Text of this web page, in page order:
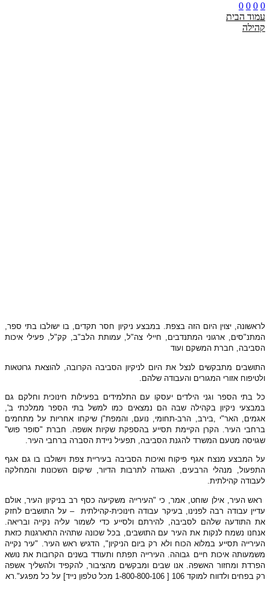
0
0
0
0
עמוד הבית
קהילה
לראשונה, יצוין היום הזה בצפת. במבצע ניקיון חסר תקדים, בו ישולבו בתי ספר,
המתנ"סים, ארגוני המתנדבים, חיילי צה"ל, עמותת הלב"ב, קק"ל, פעילי איכות
הסביבה, חברת המשקם ועוד
התושבים מתבקשים לנצל את היום לניקיון הסביבה הקרובה, להוצאת גרוטאות
ולטיפוח אזורי המגורים והעבודה שלהם.
כל בתי הספר וגני הילדים יעסקו עם התלמידים בפעילות חינוכית וחלקם גם
במבצעי ניקיון בקהילה שבה הם נמצאים כמו למשל בתי הספר ממלכתי ב',
אגמים, האר"י ,בירב, הרב-תחומי, נועם, והמפת"ן שיקחו אחריות על מתחמים
ברחבי העיר. הקרן הקיימת תסייע בהספקת שקיות אשפה. חברת "סופר פוש"
שגויסה מטעם המשרד להגנת הסביבה, תפעיל ניידת הסברה ברחבי העיר.
על המבצע מנצח אגף פיקוח ואיכות הסביבה בעיריית צפת וישולבו בו גם אגף
התפעול, מנהלי הרבעים, האגודה לתרבות הדיור, שיקום השכונות והמחלקה
לעבודה קהילתית.
ראש העיר, אילן שוחט, אמר, כי "העירייה משקיעה כסף רב בניקיון העיר, אולם
עדיין עבודה רבה לפנינו, בעיקר עבודה חינוכית-קהילתית
– על התושבים לחזק
את התודעה שלהם לסביבה, להירתם ולסייע כדי לשמור עליה נקייה ובריאה.
אנחנו נשמח לנקות את העיר עם התושבים, בכל שכונה שתהיה התארגנות כזאת
העירייה תסייע במלוא הכוח ולא רק ביום הניקיון", הדגיש ראש העיר. "עיר נקייה
משמעותה איכות חיים גבוהה. העירייה תפתח ותעודד בשנים הקרובות את נושא
הפרדת ומחזור האשפה. אנו שבים ומבקשים מהציבור, להקפיד ולהשליך אשפה
רק בפחים ולדווח למוקד 106 [ 1-800-800-106 מכל טלפון נייד] על כל מפגע".רא